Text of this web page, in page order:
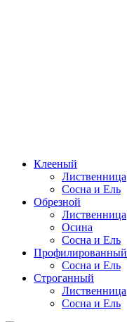
Клееный
Лиственница
Сосна и Ель
Обрезной
Лиственница
Осина
Сосна и Ель
Профилированный
Сосна и Ель
Строганный
Лиственница
Сосна и Ель